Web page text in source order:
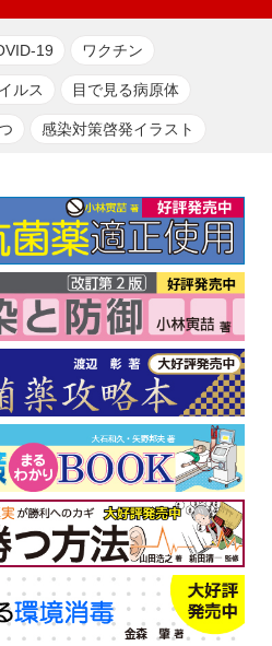
19 ワクチン
ルス 目で見る病原体
感染対策啓発イラスト